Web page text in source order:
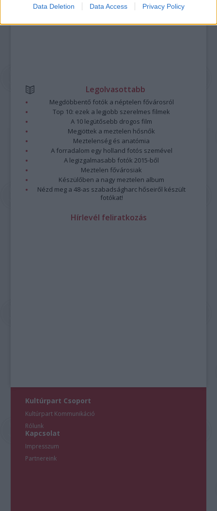
Data Deletion Data Access Privacy Policy
Részletek a
Felhasználási feltételekben és az adatvédelmi tájékoztatóban.
Legolvasottabb
Megdöbbentő fotók a néptelen fővárosról
Top 10: ezek a legjobb szerelmes filmek
A 10 legütősebb drogos film
Megjöttek a meztelen hősnők
Meztelenség és anatómia
A forradalom egy holland fotós szemével
A legizgalmasabb fotók 2015-ből
Meztelen fővárosiak
Készülőben a nagy meztelen album
Nézd meg a 48-as szabadságharc hőseiről készült
fotókat!
Hírlevél feliratkozás
Kultúrpart Csoport
Kultúrpart Kommunikáció
Rólunk
Kapcsolat
Impresszum
Partnereink